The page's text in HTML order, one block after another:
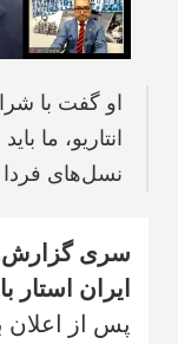
او گفت با
انتاریو، ما
نسل‌های فردا
سری
ایران استار
پس از اعلان